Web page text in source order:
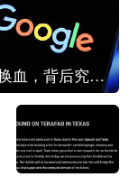
谷歌AI大换血，背后究竟发生了什么？